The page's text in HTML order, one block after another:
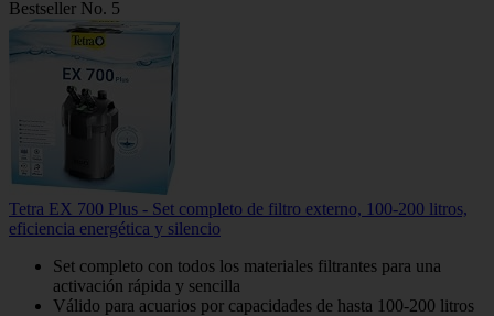
Bestseller No. 5
Tetra EX 700 Plus - Set completo de filtro externo, 100-200 litros,
eficiencia energética y silencio
Set completo con todos los materiales filtrantes para una
activación rápida y sencilla
Válido para acuarios por capacidades de hasta 100-200 litros